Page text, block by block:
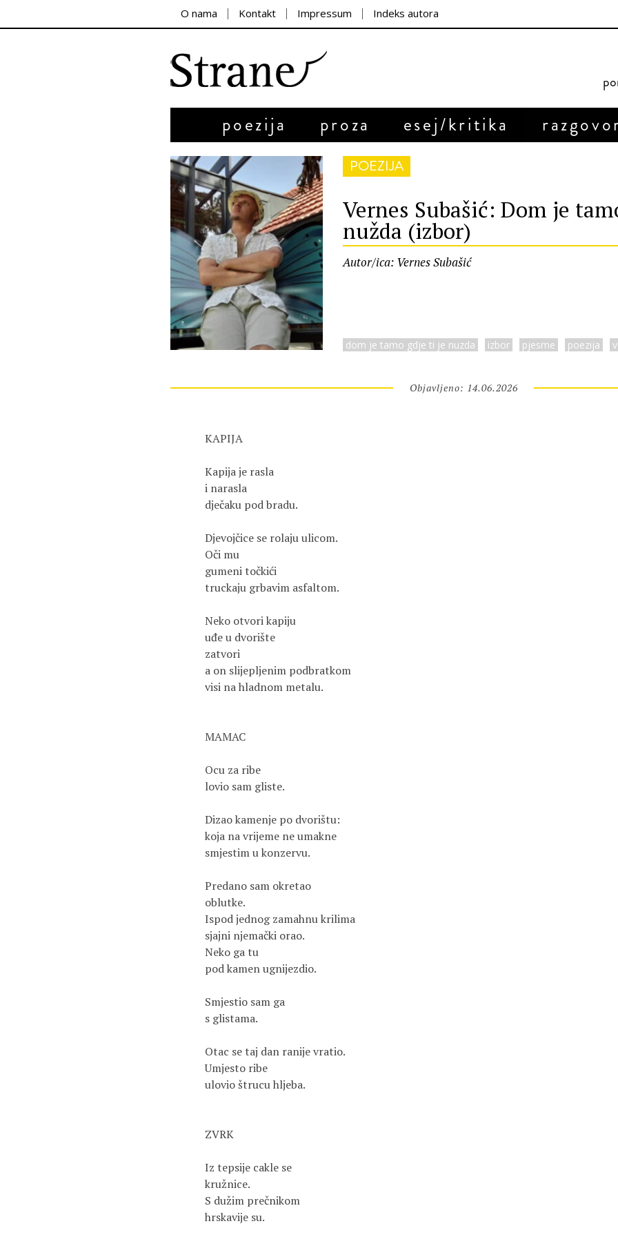
O nama Kontakt Impressum Indeks autora
poezija proza esej/kritika
POEZIJA
Vernes Subašić: Dom je
nužda (izbor)
Autor/ica: Vernes Subašić
dom je tamo gdje ti je nuzda izbor pjesme poezija
Objavljeno: 14.06.2026
KAPIJA
Kapija je rasla
i narasla
dječaku pod bradu.
Djevojčice se rolaju ulicom.
Oči mu
gumeni točkići
truckaju grbavim asfaltom.
Neko otvori kapiju
uđe u dvorište
zatvori
a on slijepljenim podbratkom
visi na hladnom metalu.
MAMAC
Ocu za ribe
lovio sam gliste.
Dizao kamenje po dvorištu:
koja na vrijeme ne umakne
smjestim u konzervu.
Predano sam okretao
oblutke.
Ispod jednog zamahnu krilima
sjajni njemački orao.
Neko ga tu
pod kamen ugnijezdio.
Smjestio sam ga
s glistama.
Otac se taj dan ranije vratio.
Umjesto ribe
ulovio štrucu hljeba.
ZVRK
Iz tepsije cakle se
kružnice.
S dužim prečnikom
hrskavije su.